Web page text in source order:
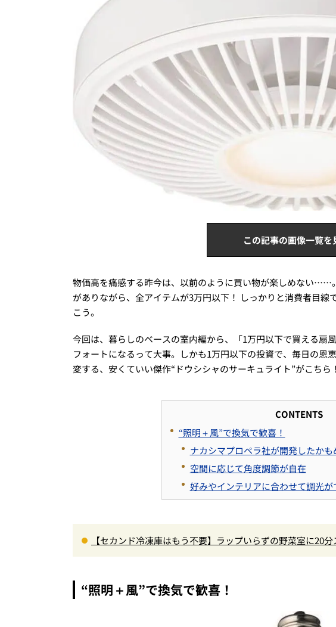
この記事の画像一覧を
物価高を痛感する昨今は、以前のように買い物が楽しめない……
がありながら、全アイテムが3万円以下！ しっかりと消費者目
こう。
今回は、暮らしのベースの室内編から、「1万円以下で買える扇
フォートになるって大事。しかも1万円以下の投資で、毎日の
変する、安くていい傑作“ドウシシャのサーキュライト”がこちら！
CONTENTS
“照明＋風”で換気で歓喜！
ナカシマプロペラ社が開発したか
空間に応じて角度調節が自在
好みやインテリアに合わせて調光
【セカンド冷凍庫はもう不要】ラップいらずの野菜室に20
“照明＋風”で換気で歓喜！